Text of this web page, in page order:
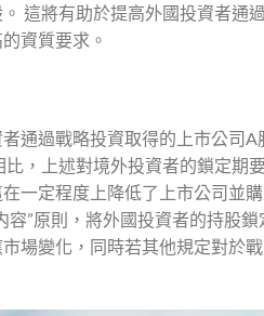
這將有助於提高外國投資者通
資質要求。
通過戰略投資取得的上市公司
，上述對境外投資者的鎖定期
一定程度上降低了上市公司並
”原則，將外國投資者的持股
場變化，同時若其他規定對於